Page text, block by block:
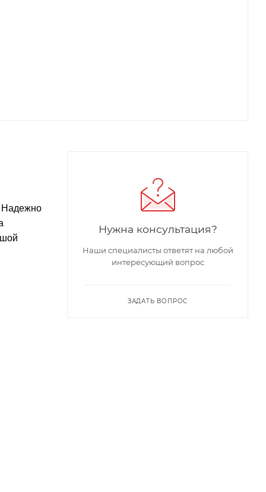
Надежно
Нужна консультация?
Наши специалисты ответят на любой
интересующий вопрос
ЗАДАТЬ ВОПРОС